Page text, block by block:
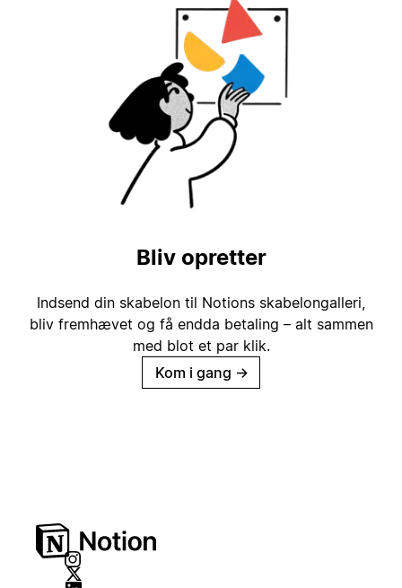
Bliv opretter
Indsend din skabelon til Notions skabelongalleri,
bliv fremhævet og få endda betaling – alt sammen
med blot et par klik.
Kom i gang →